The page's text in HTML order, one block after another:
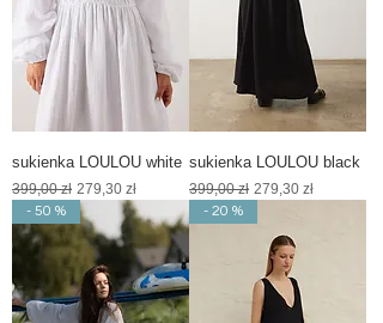
sukienka LOULOU white
Regularna cena
399,00 zł Cena rabatowa
279,30 zł
sukienka LOULOU black
Regularna cena
399,00 zł Cena rabatowa
279,30 zł
- 50 % - 20 %